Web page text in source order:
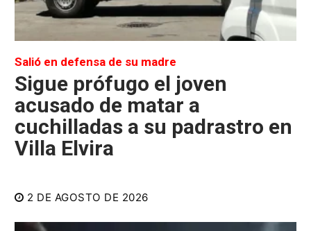
Salió en defensa de su madre
Sigue prófugo el joven
acusado de matar a
cuchilladas a su padrastro en
Villa Elvira
2 DE AGOSTO DE 2026